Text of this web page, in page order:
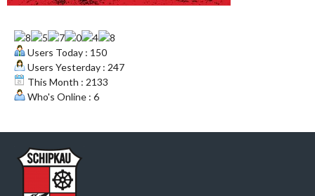
Users Today : 150
Users Yesterday : 247
This Month : 2133
Who's Online : 6